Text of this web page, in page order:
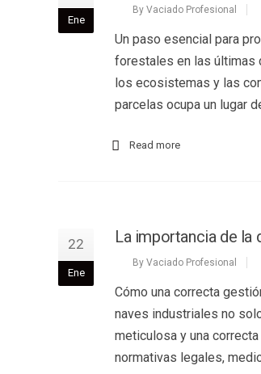
Ene
By Vaciado Profesional
Un paso esencial para
forestales en las últimas
los ecosistemas y las
parcelas ocupa un lugar
Read more
22
Ene
La importancia de la
By Vaciado Profesional
Cómo una correcta
naves industriales no
meticulosa y una
normativas legales,